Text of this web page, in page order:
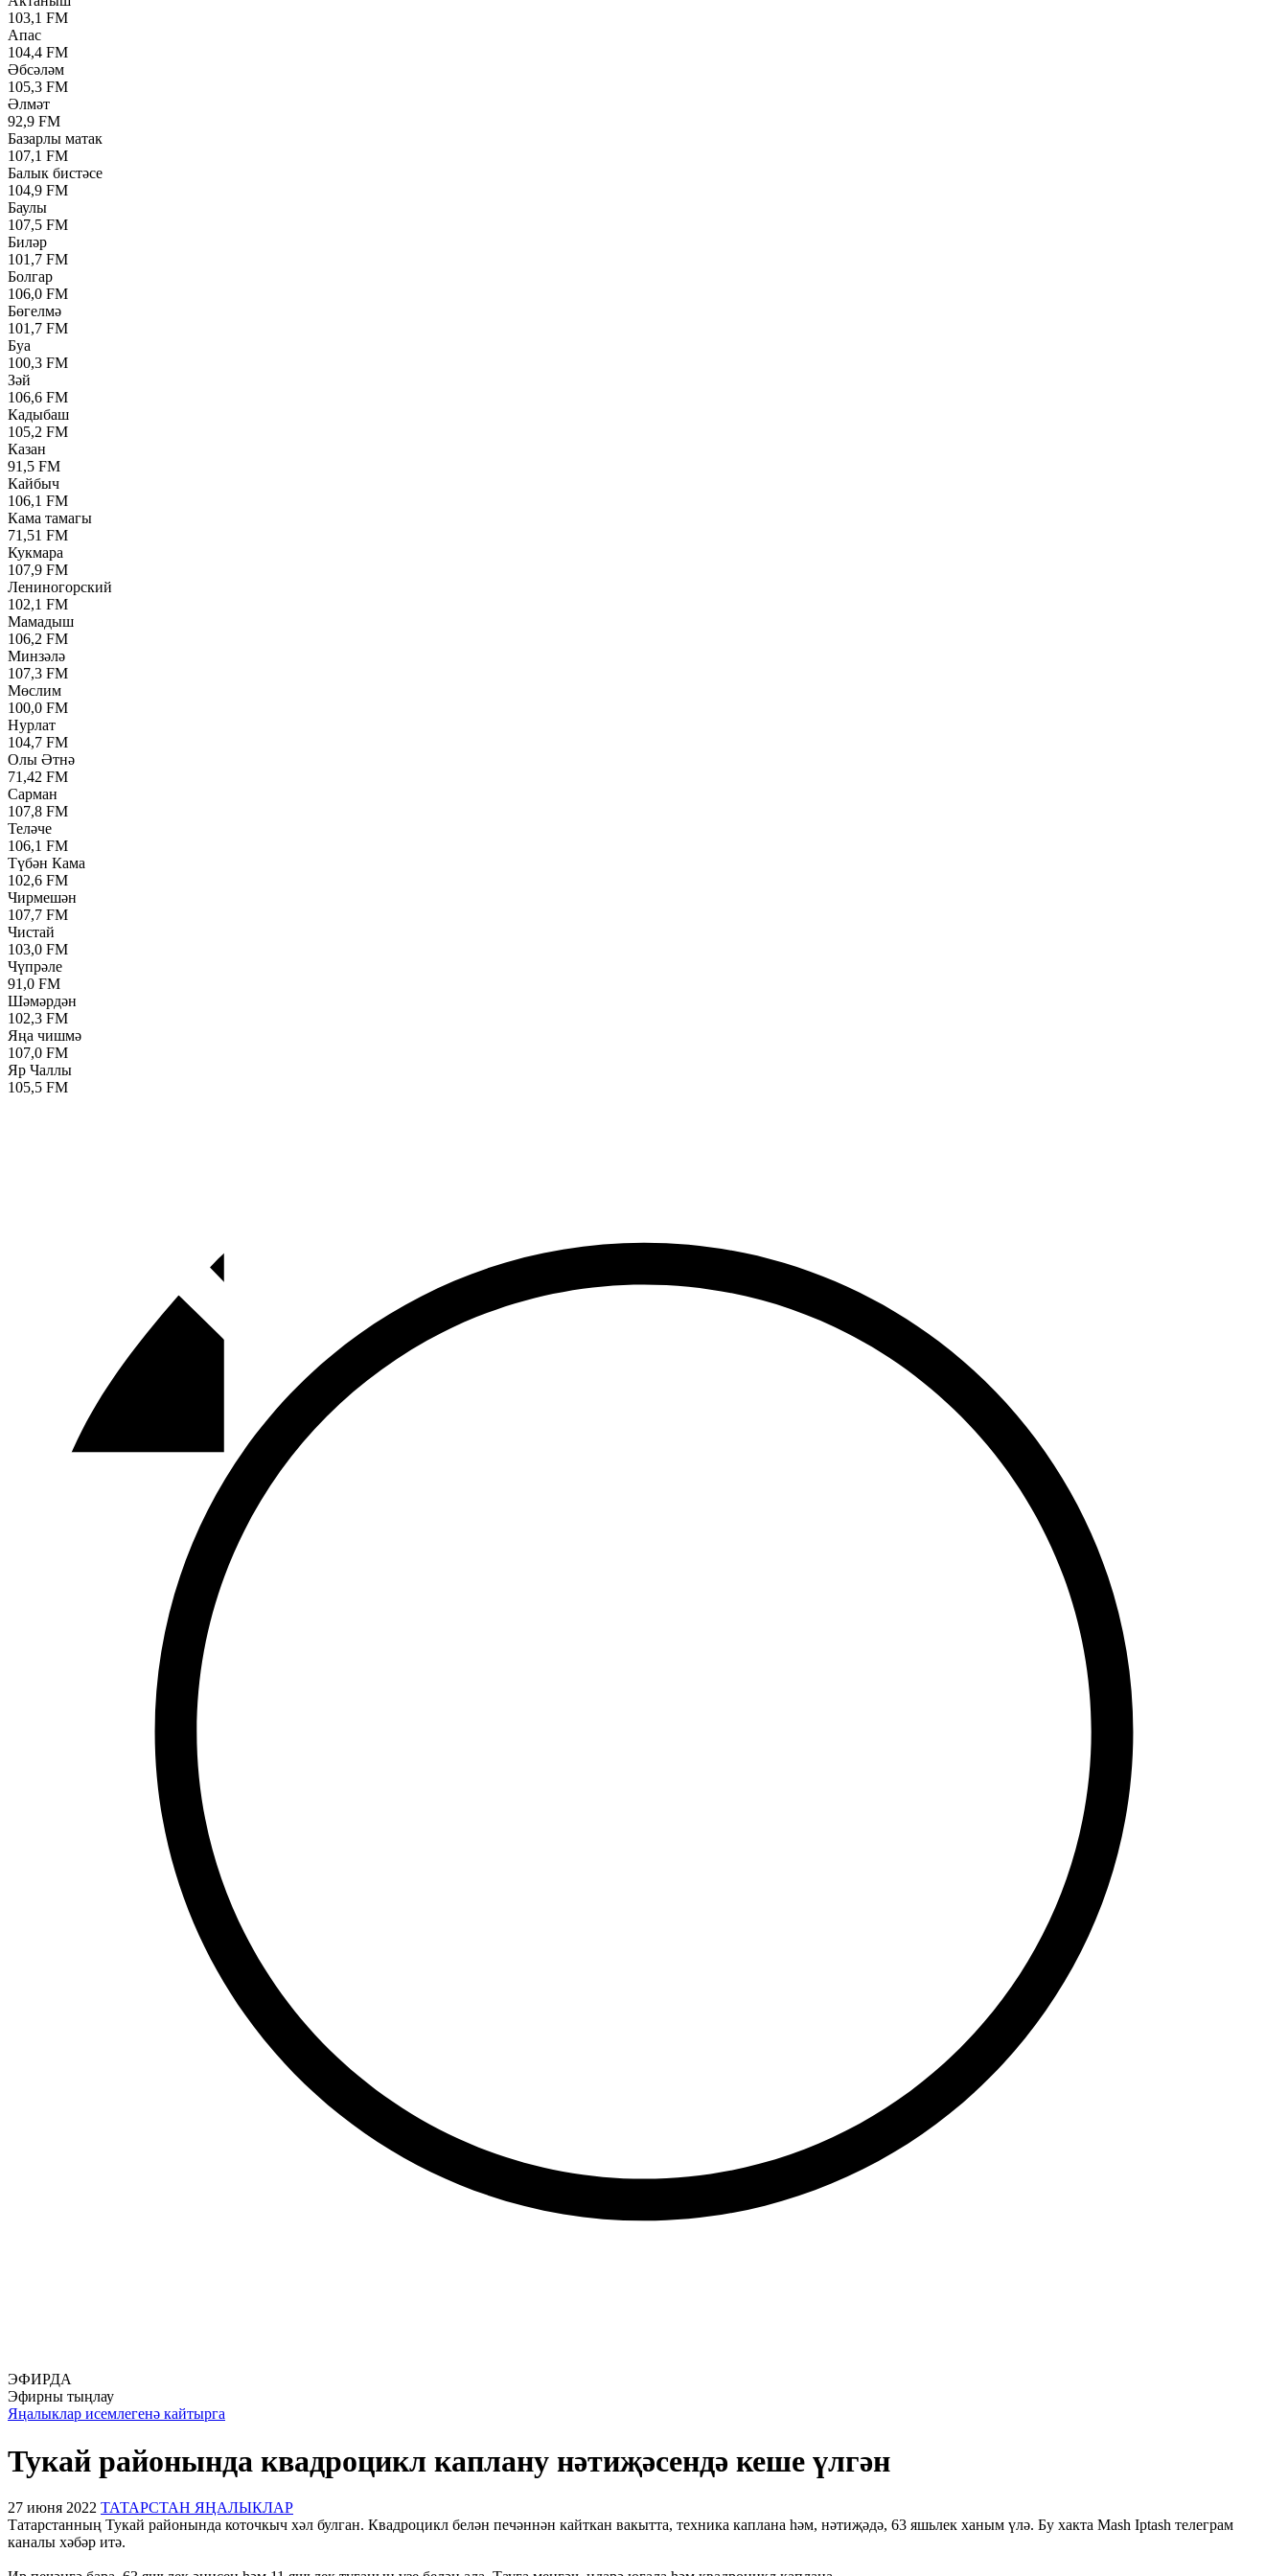
103,1 FM
Апас
104,4 FM
Әбсәләм
105,3 FM
Әлмәт
92,9 FM
Базарлы матак
107,1 FM
Балык бистәсе
104,9 FM
Баулы
107,5 FM
Биләр
101,7 FM
Болгар
106,0 FM
Бөгелмә
101,7 FM
Буа
100,3 FM
Зәй
106,6 FM
Кадыбаш
105,2 FM
Казан
91,5 FM
Кайбыч
106,1 FM
Кама тамагы
71,51 FM
Кукмара
107,9 FM
Лениногорский
102,1 FM
Мамадыш
106,2 FM
Минзәлә
107,3 FM
Мөслим
100,0 FM
Нурлат
104,7 FM
Олы Әтнә
71,42 FM
Сарман
107,8 FM
Теләче
106,1 FM
Түбән Кама
102,6 FM
Чирмешән
107,7 FM
Чистай
103,0 FM
Чүпрәле
91,0 FM
Шәмәрдән
102,3 FM
Яңа чишмә
107,0 FM
Яр Чаллы
105,5 FM
ЭФИРДА
Эфирны тыңлау
Яңалыклар исемлегенә кайтырга
Тукай районында квадроцикл каплану нәтиҗәсендә кеше үлгән
27 июня 2022 ТАТАРСТАН ЯҢАЛЫКЛАР
Татарстанның Тукай районында коточкыч хәл булган. Квадроцикл белән печәннән кайткан вакытта, техника каплана һәм, нәтиҗәдә, 63 яшьлек ханым үлә. Бу хакта Mash Iptash телеграм
каналы хәбәр итә.